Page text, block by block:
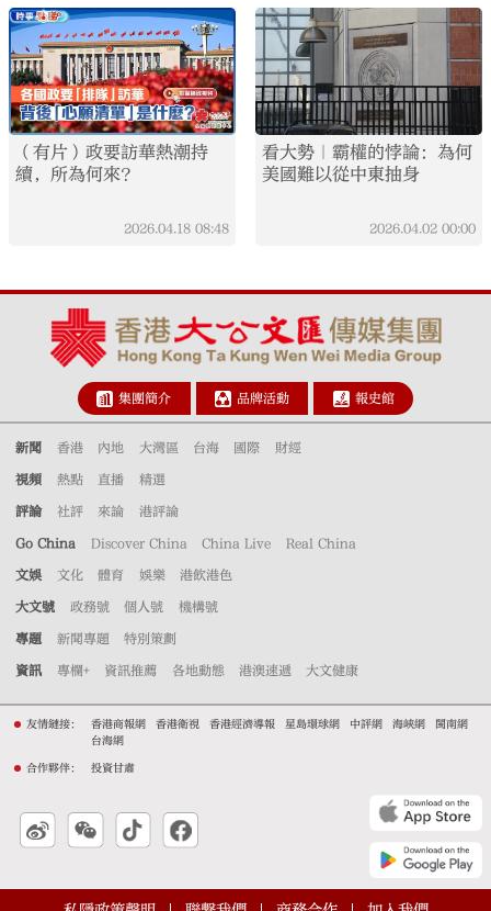
（有片）政要訪華熱潮持
續，所為何來？
2026.04.18 08:48
看大勢｜霸權的悖論：為何
美國難以從中東抽身
2026.04.02 00:00
集團簡介 品牌活動 報史館
新聞 香港 內地 大灣區 台海 國際 財經
視頻 熱點 直播 精選
評論 社評 來論 港評論
Go China Discover China China Live Real China
文娛 文化 體育 娛樂 港飲港色
大文號 政務號 個人號 機構號
專題 新聞專題 特別策劃
資訊 專欄+ 資訊推薦 各地動態 港澳速遞 大文健康
友情鏈接： 香港商報網 香港衛視 香港經濟導報 星島環球網 中評網 海峽網
閩南網
台海網
合作夥伴： 投資甘肅